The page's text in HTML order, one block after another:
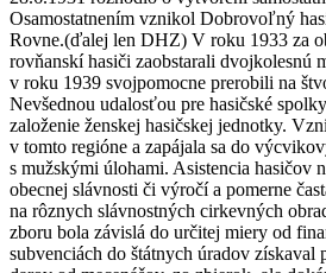
Osamostatnením vznikol Dobrovoľný
Rovne.(ďalej len DHZ) V roku 1933 za
rovňanskí hasiči zaobstarali dvojkolesnú
v roku 1939 svojpomocne prerobili na
Nevšednou udalosťou pre hasičské
založenie ženskej hasičskej jednotky.
v tomto regióne a zapájala sa do
s mužskými úlohami. Asistencia hasičov
obecnej slávnosti či výročí a pomerne
na rôznych slávnostných cirkevných
zboru bola závislá do určitej miery od
subvenciách do štátnych úradov získaval